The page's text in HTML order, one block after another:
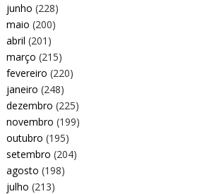
junho (228)
maio (200)
abril (201)
março (215)
fevereiro (220)
janeiro (248)
dezembro (225)
novembro (199)
outubro (195)
setembro (204)
agosto (198)
julho (213)